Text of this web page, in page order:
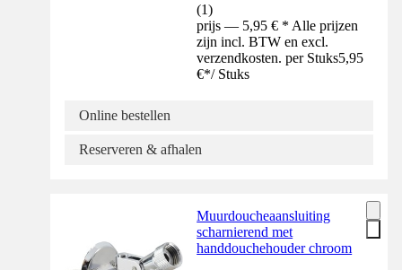
(1)
prijs — 5,95 € * Alle prijzen
zijn incl. BTW en excl.
verzendkosten. per Stuks5,95
€*/ Stuks
Online bestellen
Reserveren & afhalen
Muurdoucheaansluiting
scharnierend met
handdouchehouder chroom